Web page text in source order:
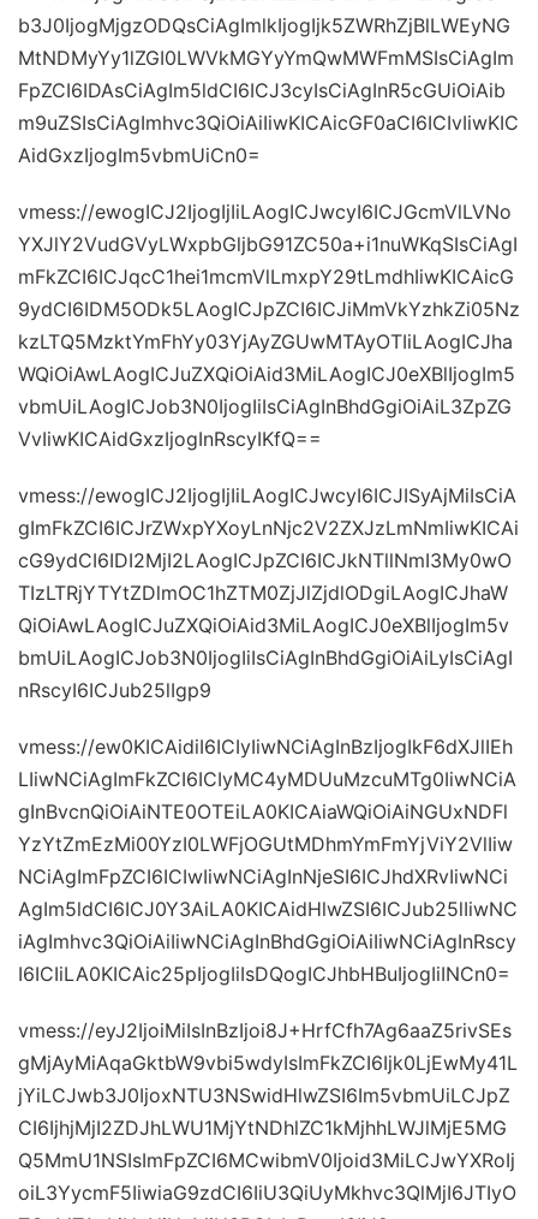
b3J0IjogMjgzODQsCiAgImlkIjogIjk5ZWRhZjBlLWEyNG
MtNDMyYy1lZGI0LWVkMGYyYmQwMWFmMSIsCiAgIm
FpZCI6IDAsCiAgIm5ldCI6ICJ3cyIsCiAgInR5cGUiOiAib
m9uZSIsCiAgImhvc3QiOiAiIiwKICAicGF0aCI6ICIvIiwKIC
AidGxzIjogIm5vbmUiCn0=
vmess://ewogICJ2IjogIjIiLAogICJwcyI6ICJGcmVlLVNo
YXJlY2VudGVyLWxpbGljbG91ZC50a+i1nuWKqSIsCiAgI
mFkZCI6ICJqcC1hei1mcmVlLmxpY29tLmdhIiwKICAicG
9ydCI6IDM5ODk5LAogICJpZCI6ICJiMmVkYzhkZi05Nz
kzLTQ5MzktYmFhYy03YjAyZGUwMTAyOTIiLAogICJha
WQiOiAwLAogICJuZXQiOiAid3MiLAogICJ0eXBlIjogIm5
vbmUiLAogICJob3N0IjogIiIsCiAgInBhdGgiOiAiL3ZpZG
VvIiwKICAidGxzIjogInRscyIKfQ==
vmess://ewogICJ2IjogIjIiLAogICJwcyI6ICJISyAjMiIsCiA
gImFkZCI6ICJrZWxpYXoyLnNjc2V2ZXJzLmNmIiwKICAi
cG9ydCI6IDI2MjI2LAogICJpZCI6ICJkNTllNmI3My0wO
TIzLTRjYTYtZDlmOC1hZTM0ZjJlZjdlODgiLAogICJhaW
QiOiAwLAogICJuZXQiOiAid3MiLAogICJ0eXBlIjogIm5v
bmUiLAogICJob3N0IjogIiIsCiAgInBhdGgiOiAiLyIsCiAgI
nRscyI6ICJub25lIgp9
vmess://ew0KICAidiI6ICIyIiwNCiAgInBzIjogIkF6dXJlIEh
LIiwNCiAgImFkZCI6ICIyMC4yMDUuMzcuMTg0IiwNCiA
gInBvcnQiOiAiNTE0OTEiLA0KICAiaWQiOiAiNGUxNDFl
YzYtZmEzMi00YzI0LWFjOGUtMDhmYmFmYjViY2VlIiw
NCiAgImFpZCI6ICIwIiwNCiAgInNjeSI6ICJhdXRvIiwNCi
AgIm5ldCI6ICJ0Y3AiLA0KICAidHlwZSI6ICJub25lIiwNC
iAgImhvc3QiOiAiIiwNCiAgInBhdGgiOiAiIiwNCiAgInRscy
I6ICIiLA0KICAic25pIjogIiIsDQogICJhbHBuIjogIiINCn0=
vmess://eyJ2IjoiMiIsInBzIjoi8J+HrfCfh7Ag6aaZ5rivSEs
gMjAyMiAqaGktbW9vbi5wdyIsImFkZCI6Ijk0LjEwMy41L
jYiLCJwb3J0IjoxNTU3NSwidHlwZSI6Im5vbmUiLCJpZ
CI6IjhjMjI2ZDJhLWU1MjYtNDhlZC1kMjhhLWJlMjE5MG
Q5MmU1NSIsImFpZCI6MCwibmV0Ijoid3MiLCJwYXRoIj
oiL3YycmF5IiwiaG9zdCI6IiU3QiUyMkhvc3QlMjI6JTIyO